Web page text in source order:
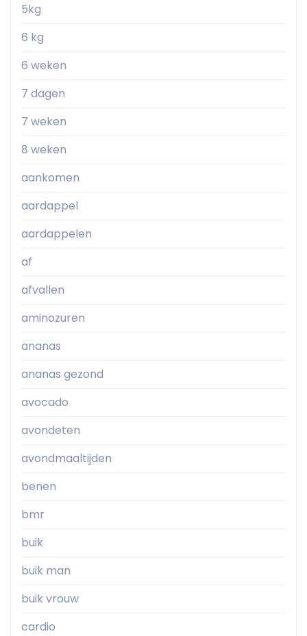
5kg
6 kg
6 weken
7 dagen
7 weken
8 weken
aankomen
aardappel
aardappelen
af
afvallen
aminozuren
ananas
ananas gezond
avocado
avondeten
avondmaaltijden
benen
bmr
buik
buik man
buik vrouw
cardio